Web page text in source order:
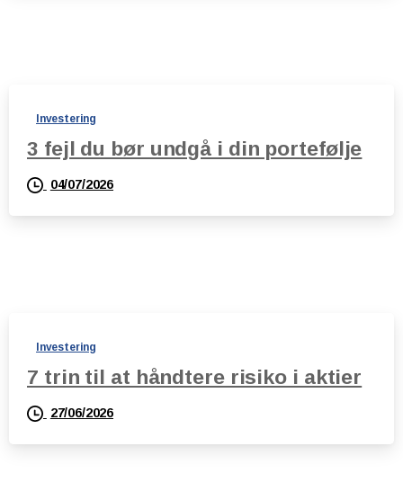
Investering
3 fejl du bør undgå i din portefølje
04/07/2026
Investering
7 trin til at håndtere risiko i aktier
27/06/2026